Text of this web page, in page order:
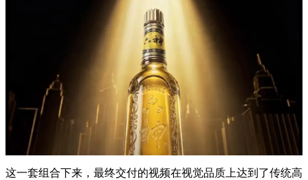
这一套组合下来，最终交付的视频在视觉品质上达到了传统高